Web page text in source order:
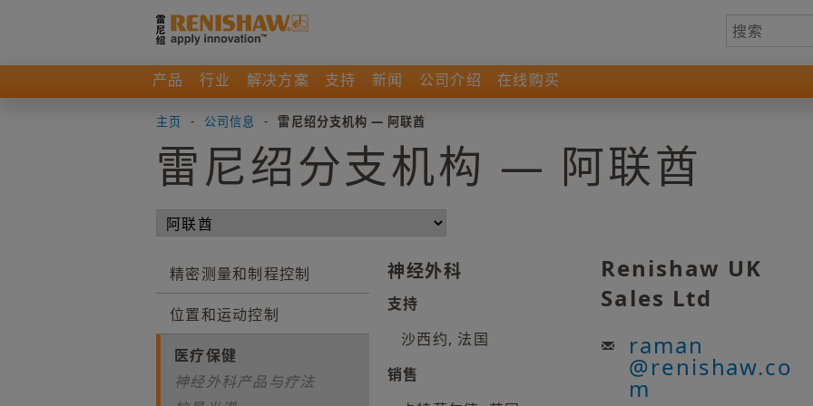
产品 行业 解决方案 支持 新闻 公司介绍 在线购买
主页 - 公司信息 - 雷尼绍分支机构 — 阿联酋
雷尼绍分支机构 — 阿联酋
精密测量和制程控制
位置和运动控制
医疗保健
神经外科产品与疗法
神经外科
支持
沙西约, 法国
销售
Renishaw UK
Sales Ltd
raman
@renishaw.co
m